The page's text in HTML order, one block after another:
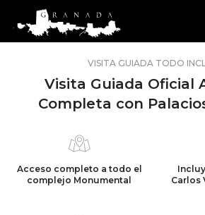
VISITA GUIADA TODO
Visita Guiada Oficial
Completa con
Acceso completo a todo el
complejo Monumental
Carlos